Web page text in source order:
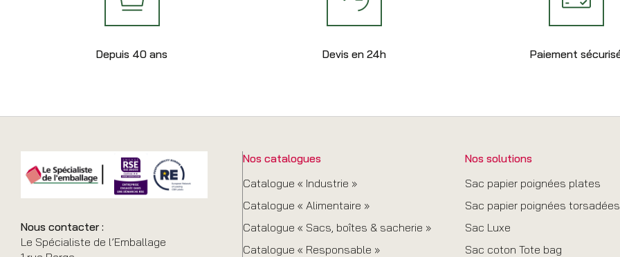
Depuis 40 ans Devis en 24h Paiement
Nous contacter :
Le Spécialiste de l’Emballage
Nos catalogues
Catalogue « Industrie »
Catalogue « Alimentaire »
Catalogue « Sacs, boîtes & sacherie »
Catalogue « Responsable »
Nos solutions
Sac papier poignées plates
Sac papier poignées torsadées
Sac Luxe
Sac coton Tote bag